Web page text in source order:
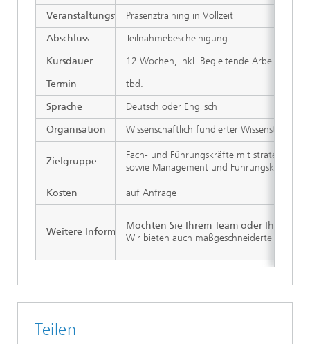
Präsenztraining in Vollzeit
Teilnahmebescheinigung
12 Wochen, inkl. Begleitende Arbeit an
tbd.
Deutsch oder Englisch
Wissenschaftlich fundierter
Fach- und Führungskräfte mit
sowie Management und Führungskräfte
auf Anfrage
Möchten Sie Ihrem Team oder Ihrer
Wir bieten auch maßgeschneiderte
Veranstaltungstyp
Abschluss
Kursdauer
Termin
Sprache
Organisation
Zielgruppe
Kosten
Weitere Informationen
Teilen